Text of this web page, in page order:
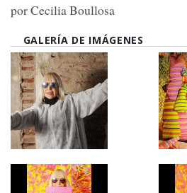
por Cecilia Boullosa
GALERÍA DE IMÁGENES